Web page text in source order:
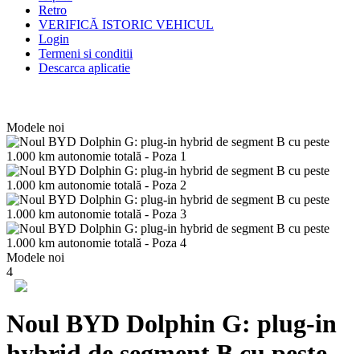
Retro
VERIFICĂ ISTORIC VEHICUL
Login
Termeni si conditii
Descarca aplicatie
Modele noi
Modele noi
4
Noul BYD Dolphin G: plug-in